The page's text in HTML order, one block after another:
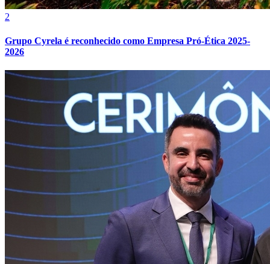
Botafogo
2
Grupo Cyrela é reconhecido como Empresa Pró-Ética 2025-
2026